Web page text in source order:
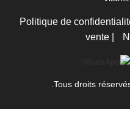
Politique de
vente
Tous droits